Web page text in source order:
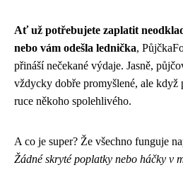
Ať už potřebujete zaplatit
nebo vám odešla lednička,
přináší nečekané výdaje. Jasně,
vždycky dobře promyšlené, ale
ruce někoho spolehlivého.
A co je super? Že všechno funguje
Žádné skryté poplatky nebo háčky v